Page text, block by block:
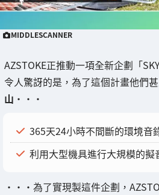
MIDDLESCANNER
AZSTOKE正推動一項全新企劃「
令人驚訝的是，為了這個計畫他們
山 ・・・
365天24小時不間斷的環境音
利用大型機具進行大規模的擬
・・・為了實現製這件企劃，